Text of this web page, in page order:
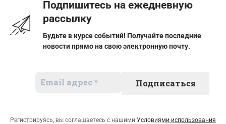
Подпишитесь на ежедневную
рассылку
Будьте в курсе событий! Получайте последние
новости прямо на свою электронную почту.
Регистрируясь, вы соглашаетесь с нашими Условиями использования